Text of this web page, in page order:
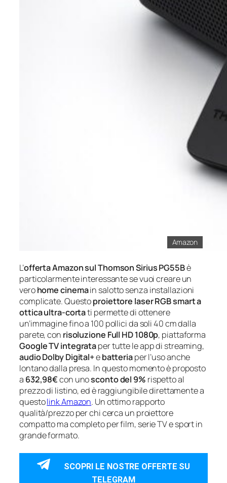
Amazon
L’offerta Amazon sul Thomson Sirius PG55Bè
particolarmente interessante se vuoi creare un
verohome cinemain salotto senza installazioni
complicate. Questoproiettore laser RGB smart a
ottica ultra‑cortati permette di ottenere
un’immagine fino a 100 pollici da soli 40 cm dalla
parete, con risoluzione Full HD 1080p, piattaforma
Google TV integrataper tutte le app di streaming,
audio Dolby Digital+ebatteriaper l’uso anche
lontano dalla presa. In questo momento è proposto
a 632,98€con unosconto del 9% rispetto al
prezzo di listino, ed è raggiungibile direttamente a
questolink Amazon. Un ottimo rapporto
qualità/prezzo per chi cerca un proiettore
compatto ma completo per film, serie TV e sport in
grande formato.
SCOPRI LE NOSTRE OFFERTE SU
TELEGRAM